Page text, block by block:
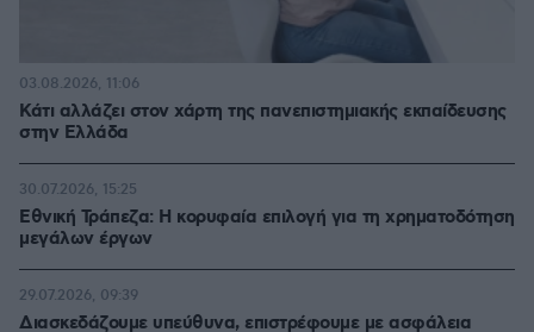
Κάτι αλλάζει στον χάρτη της πανεπιστημιακής εκπαίδευσης
στην Ελλάδα
03.08.2026, 11:06
Εθνική Τράπεζα: Η κορυφαία επιλογή για τη χρηματοδότηση
μεγάλων έργων
30.07.2026, 15:25
Διασκεδάζουμε υπεύθυνα, επιστρέφουμε με ασφάλεια
29.07.2026, 09:39